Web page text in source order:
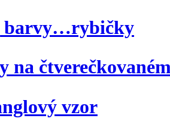
barvy…rybičky
na
vzor